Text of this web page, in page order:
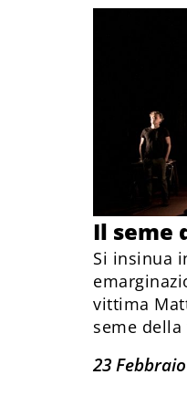
Il seme
Si insinua
vittima
seme della
23